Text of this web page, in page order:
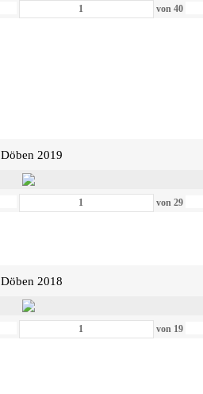
von40
Döben 2019
von29
Döben 2018
von 19